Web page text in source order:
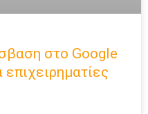
στο Google